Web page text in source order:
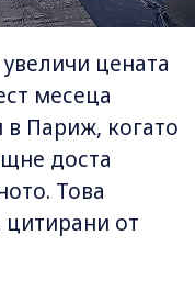
цената
месеца
Париж, когато
доста
Това
от